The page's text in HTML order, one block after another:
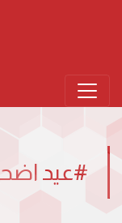
#عيد